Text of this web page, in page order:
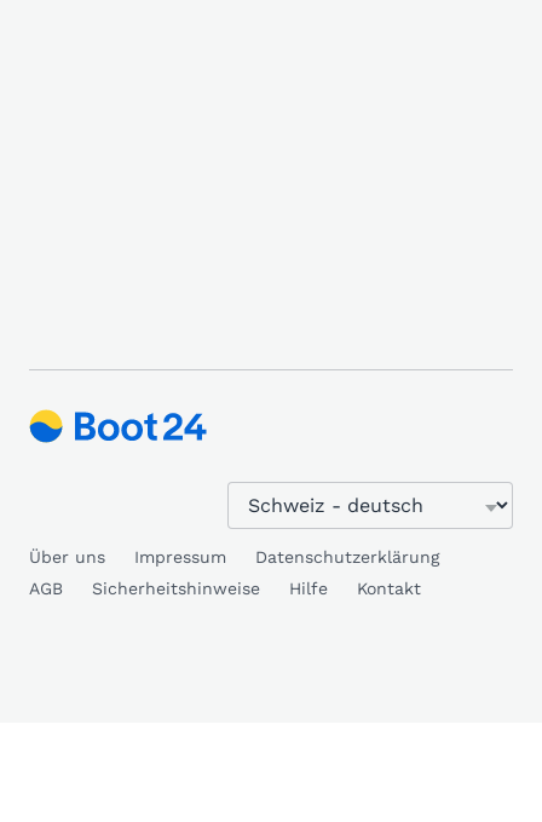
Über uns Impressum
Datenschutzerklärung
AGB
Sicherheitshinweise Hilfe Kontakt